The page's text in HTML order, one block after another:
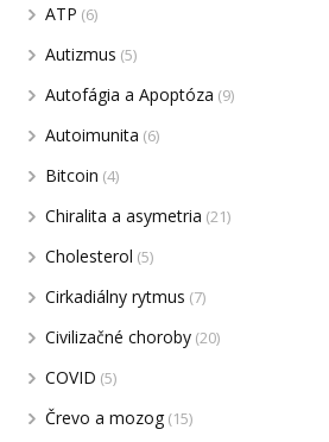
ATP (6)
Autizmus (5)
Autofágia a Apoptóza (9)
Autoimunita (6)
Bitcoin (4)
Chiralita a asymetria (21)
Cholesterol (5)
Cirkadiálny rytmus (7)
Civilizačné choroby (20)
COVID (5)
Črevo a mozog (15)